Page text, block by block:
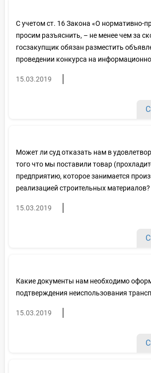
С учетом ст. 16 Закона «О нормативно-
просим разъяснить, – не менее чем за
госзакупщик обязан разместить
проведении конкурса на
15.03.2019
Может ли суд отказать нам в
того что мы поставили товар
предприятию, которое занимается
реализацией строительных материалов?
15.03.2019
Какие документы нам необходимо
подтверждения неиспользования
15.03.2019